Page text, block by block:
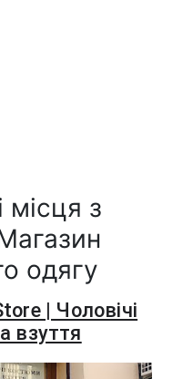
місця з
одягу
| Чоловічі
взуття